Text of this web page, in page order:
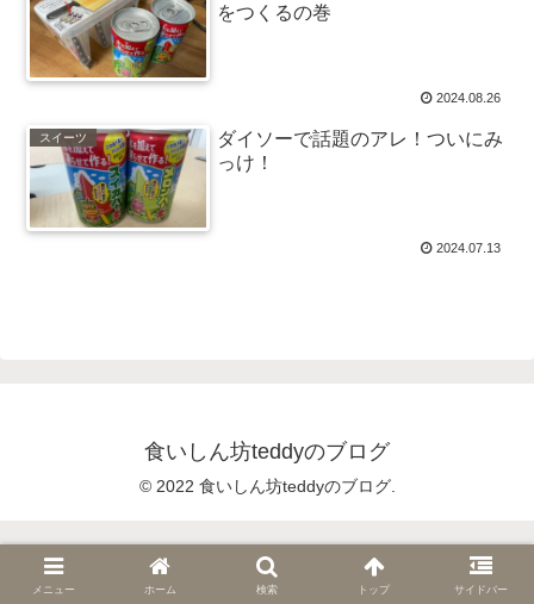
をつくるの巻
2024.08.26
スイーツ
ダイソーで話題のアレ！ついにみ
っけ！
2024.07.13
食いしん坊teddyのブログ
© 2022 食いしん坊teddyのブログ.
メニュー ホーム 検索 トップ サイドバー